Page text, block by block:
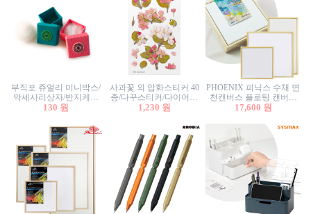
부직포 쥬얼리 미니박스/
악세사리상자/반지케이
스/반지상자/귀걸이상자/
130 원
사과꽃 외 압화스티커 40
종/다꾸스티커/다이어리
꾸미기/꽃스티커/자연물
1,230 원
PHOENIX 피닉스 수채 면
천캔버스 플로팅 캔버스
프레임세트 30x30cm/액자
17,600 원